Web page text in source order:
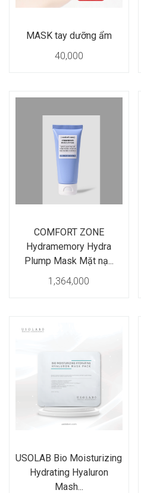
MASK tay dưỡng ẩm
40,000
COMFORT ZONE
Hydramemory Hydra
Plump Mask Mặt nạ...
1,364,000
USOLAB Bio Moisturizing
Hydrating Hyaluron
Mash...